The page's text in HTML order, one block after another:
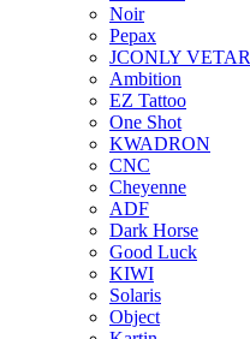
Noir
Pepax
JCONLY VETAR
Ambition
EZ Tattoo
One Shot
KWADRON
CNC
Cheyenne
ADF
Dark Horse
Good Luck
KIWI
Solaris
Object